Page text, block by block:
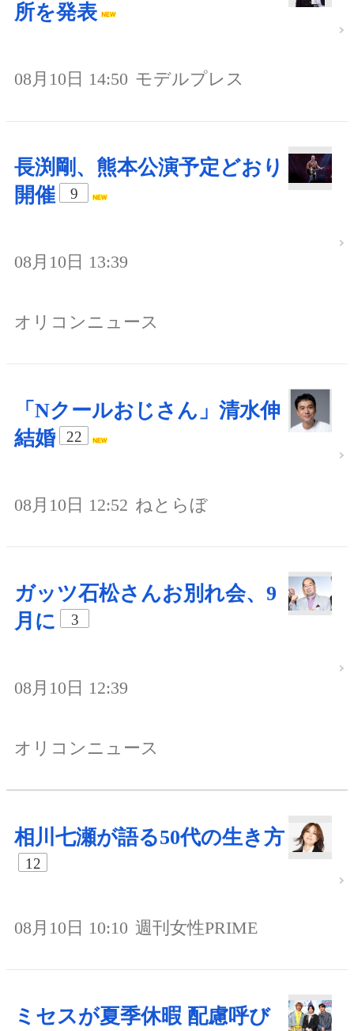
所を発表
08月10日 14:50 モデルプレス
長渕剛、熊本公演予定どおり
開催
9
08月10日 13:39
オリコンニュース
「Nクールおじさん」清水伸
結婚
22
08月10日 12:52 ねとらぼ
ガッツ石松さんお別れ会、9
月に
3
08月10日 12:39
オリコンニュース
相川七瀬が語る50代の生き方
12
08月10日 10:10 週刊女性PRIME
ミセスが夏季休暇 配慮呼び